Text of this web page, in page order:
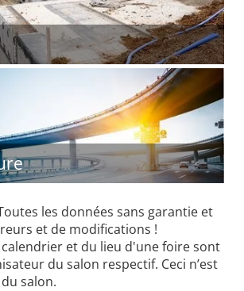
les données sans garantie et
et de modifications !
et du lieu d'une foire sont
du salon respectif. Ceci n’est
salon.